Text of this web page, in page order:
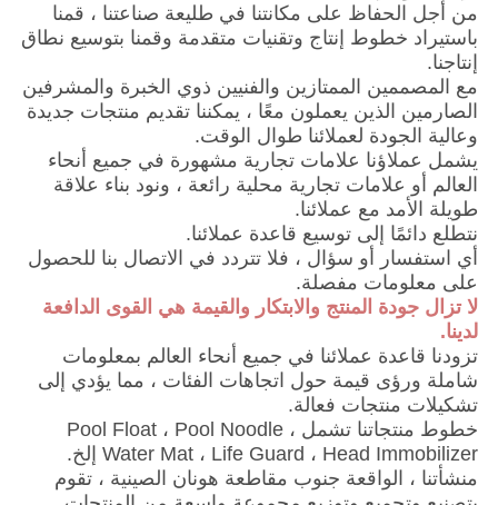
من أجل الحفاظ على مكانتنا في طليعة صناعتنا ، قمنا
باستيراد خطوط إنتاج وتقنيات متقدمة وقمنا بتوسيع نطاق
إنتاجنا.
مع المصممين الممتازين والفنيين ذوي الخبرة والمشرفين
الصارمين الذين يعملون معًا ، يمكننا تقديم منتجات جديدة
وعالية الجودة لعملائنا طوال الوقت.
يشمل عملاؤنا علامات تجارية مشهورة في جميع أنحاء
العالم أو علامات تجارية محلية رائعة ، ونود بناء علاقة
طويلة الأمد مع عملائنا.
نتطلع دائمًا إلى توسيع قاعدة عملائنا.
أي استفسار أو سؤال ، فلا تتردد في الاتصال بنا للحصول
على معلومات مفصلة.
لا تزال جودة المنتج والابتكار والقيمة هي القوى الدافعة
لدينا.
تزودنا قاعدة عملائنا في جميع أنحاء العالم بمعلومات
شاملة ورؤى قيمة حول اتجاهات الفئات ، مما يؤدي إلى
تشكيلات منتجات فعالة.
خطوط منتجاتنا تشمل Pool Float ، Pool Noodle ،
Water Mat ، Life Guard ، Head Immobilizer إلخ.
منشأتنا ، الواقعة جنوب مقاطعة هونان الصينية ، تقوم